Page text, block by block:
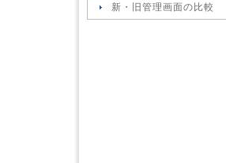
新・旧管理画面の比較